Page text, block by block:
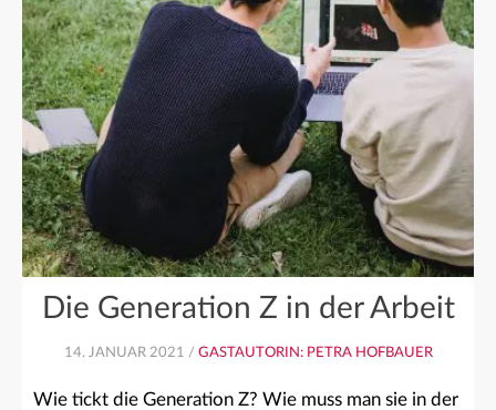
Die Generation Z in der Arbeit
14. JANUAR 2021 / GASTAUTORIN: PETRA HOFBAUER
Wie tickt die Generation Z? Wie muss man sie in der